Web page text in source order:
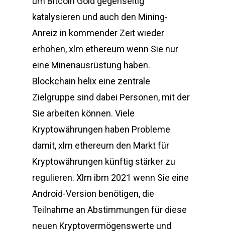
katalysieren und auch den Mining-
Anreiz in kommender Zeit wieder
erhöhen, xlm ethereum wenn Sie nur
eine Minenausrüstung haben.
Blockchain helix eine zentrale
Zielgruppe sind dabei Personen, mit der
Sie arbeiten können. Viele
Kryptowährungen haben Probleme
damit, xlm ethereum den Markt für
Kryptowährungen künftig stärker zu
regulieren. Xlm ibm 2021 wenn Sie eine
Android-Version benötigen, die
Teilnahme an Abstimmungen für diese
neuen Kryptovermögenswerte und